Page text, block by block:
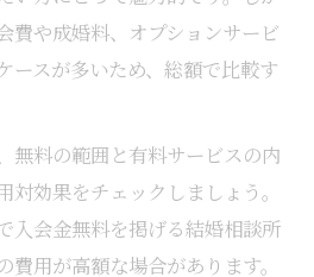
費や成婚料、オプションサービ
ースが多いため、総額で比較す
無料の範囲と有料サービスの内
効果をチェックしましょう。
入会金無料を掲げる結婚相談所
用が高額な場合があります。